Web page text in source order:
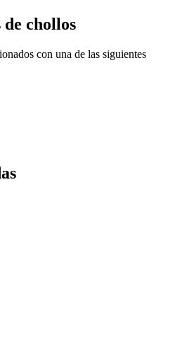
chollos
con una de las siguientes